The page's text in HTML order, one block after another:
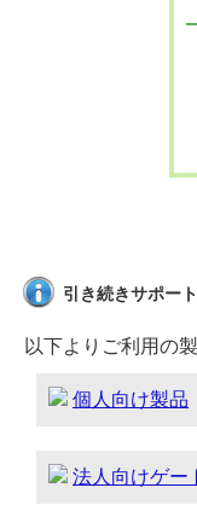
引き続きサポー
以下よりご利用の
個人向け製品
法人向けゲー